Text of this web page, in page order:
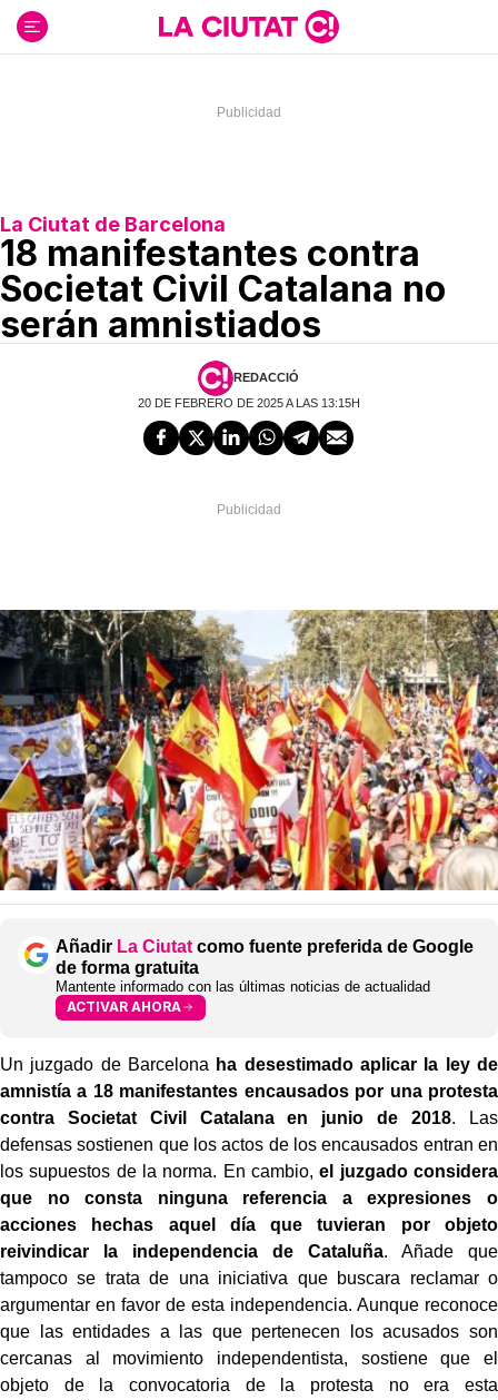
contenido
La Ciutat de Barcelona
18 manifestantes contra
Societat Civil Catalana no
serán amnistiados
REDACCIÓ
20 DE FEBRERO DE 2025 A LAS 13:15H
Añadir La Ciutat como fuente preferida de Google
de forma gratuita
Mantente informado con las últimas noticias de actualidad
ACTIVAR AHORA
Un juzgado de Barcelona ha desestimado aplicar la ley de
amnistía a 18 manifestantes encausados por una protesta
contra Societat Civil Catalana en junio de 2018. Las
defensas sostienen que los actos de los encausados entran en
los supuestos de la norma. En cambio, el juzgado considera
que no consta ninguna referencia a expresiones o
acciones hechas aquel día que tuvieran por objeto
reivindicar la independencia de Cataluña. Añade que
tampoco se trata de una iniciativa que buscara reclamar o
argumentar en favor de esta independencia. Aunque reconoce
que las entidades a las que pertenecen los acusados son
cercanas al movimiento independentista, sostiene que el
objeto de la convocatoria de la protesta no era esta